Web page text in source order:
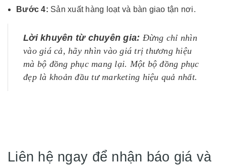
Bước 4: Sản xuất hàng loạt và bàn giao tận nơi.
Lời khuyên từ chuyên gia: Đừng chỉ nhìn
vào giá cả, hãy nhìn vào giá trị thương hiệu
mà bộ đồng phục mang lại. Một bộ đồng phục
đẹp là khoản đầu tư marketing hiệu quả nhất.
Liên hệ ngay để nhận báo giá và